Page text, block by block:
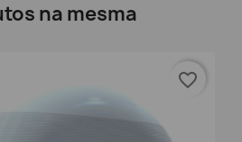
na mesma
favorite_border